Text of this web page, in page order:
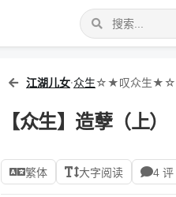
江湖儿女·众生☆★叹众生★☆
【众生】造孽（上）
繁体 大字阅读 4 评